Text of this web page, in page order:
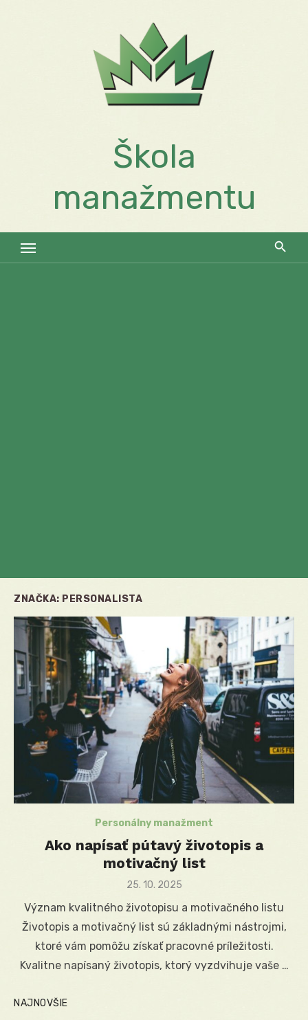
Škola
manažmentu
ZNAČKA: PERSONALISTA
Personálny manažment
Ako napísať pútavý životopis a
motivačný list
Posted
25. 10. 2025
Význam kvalitného životopisu a motivačného listu
Životopis a motivačný list sú základnými nástrojmi,
ktoré vám pomôžu získať pracovné príležitosti.
Kvalitne napísaný životopis, ktorý vyzdvihuje vaše …
NAJNOVŠIE